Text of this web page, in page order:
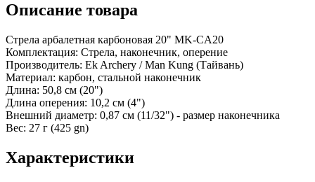
Описание товара
Стрела арбалетная карбоновая 20" MK-CA20
Комплектация: Стрела, наконечник, оперение
Производитель: Ek Archery / Man Kung (Тайвань)
Материал: карбон, стальной наконечник
Длина: 50,8 см (20")
Длина оперения: 10,2 см (4")
Внешний диаметр: 0,87 см (11/32") - размер наконечника
Вес: 27 г (425 gn)
Характеристики